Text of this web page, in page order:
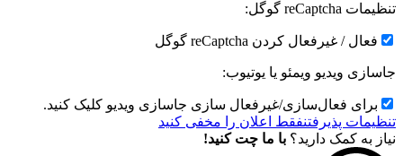
تنظیمات reCaptcha گوگل:
فعال / غیرفعال کردن reCaptcha گوگل
جاسازی ویدیو ویمئو یا یوتیوب:
برای فعال‌سازی/غیرفعال سازی جاسازی ویدیو کلیک کنید.
تنظیمات پذیرفتنفقط اعلان را مخفی کنید
نیاز به کمک دارید؟ با ما چت کنید!